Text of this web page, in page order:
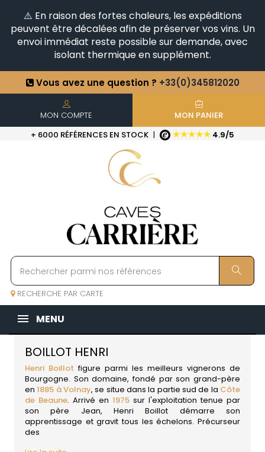
⚠️ En raison des fortes chaleurs, les expéditions
peuvent être décalées afin de préserver vos vins. Un
envoi immédiat reste possible sur demande, avec
isolant thermique en supplément.
Vous avez une question ? +33(0)345812020
Découvrez notre sélectiond'Horizontales & Verticales
Références en stock | Livraison rapide
MON COMPTE
MON PANIER
+ 6000 RÉFÉRENCES EN STOCK | ★★★★★ 4.9/5
RECHERCHE PAR CARTE
MENU
BOILLOT HENRI
Henri Boillot figure parmi les meilleurs vignerons de
Bourgogne. Son domaine, fondé par son grand-père
en1885 à Volnay, se situe dans la partie sud de la Côte
de Beaune. Arrivé en 1975 sur l'exploitation tenue par
son père Jean, Henri Boillot démarre son
apprentissage et gravit tous les échelons. Précurseur
des